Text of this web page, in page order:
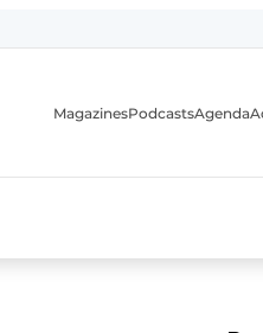
MagazinesPodcastsAgenda